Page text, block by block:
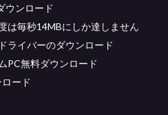
ウンロード
は毎秒14MBにしか達しません
ライバーのダウンロード
PC無料ダウンロード
ード